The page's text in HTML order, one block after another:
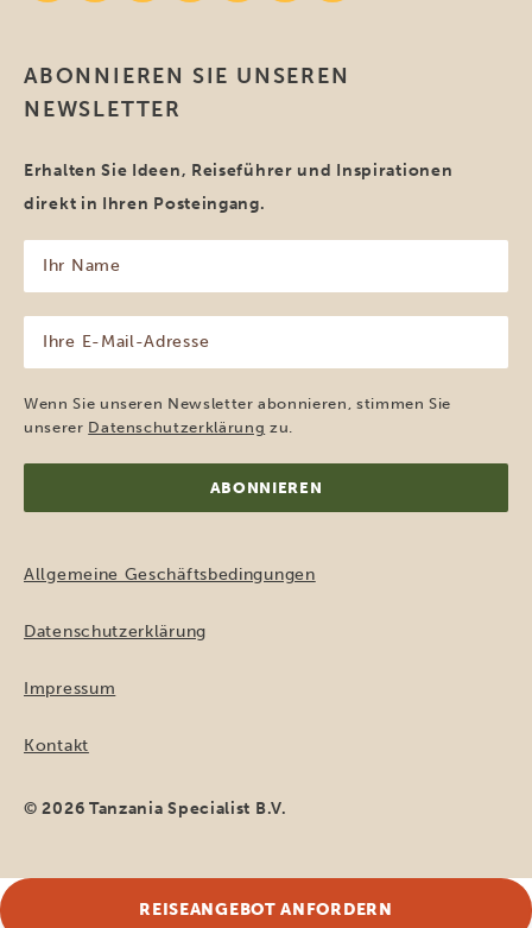
ABONNIEREN SIE UNSEREN
NEWSLETTER
Erhalten Sie Ideen, Reiseführer und Inspirationen
direkt in Ihren Posteingang.
Name
(erforderlich)
Mail-
Adresse
(erforderlich)
Wenn Sie unseren Newsletter abonnieren, stimmen Sie
unserer Datenschutzerklärung zu.
Allgemeine Geschäftsbedingungen
Datenschutzerklärung
Impressum
Kontakt
© 2026 Tanzania Specialist B.V.
REISEANGEBOT ANFORDERN